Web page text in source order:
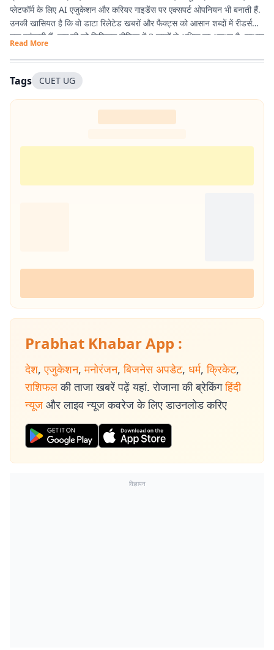
प्लेटफॉर्म के लिए AI एजुकेशन और करियर गाइडेंस पर एक्सपर्ट ओपनियन भी बनाती हैं.
उनकी खासियत है कि वो डाटा रिलेटेड खबरों और फैक्ट्स को आसान शब्दों में रीडर्स
तक पहुंचाती हैं. शाम्भवी को डिजिटल मीडिया में 3 सालों से अधिक का अनुभव है. प्रभात
खबर से पहले वे राजस्थान पत्रिका और पटना स्थित न्यूज़ हाट में भी काम कर चुकी हैं.
Read More
Tags CUET UG
Prabhat Khabar App :
देश, एजुकेशन, मनोरंजन, बिजनेस अपडेट, धर्म, क्रिकेट,
राशिफल की ताजा खबरें पढ़ें यहां. रोजाना की ब्रेकिंग हिंदी
न्यूज और लाइव न्यूज कवरेज के लिए डाउनलोड करिए
विज्ञापन